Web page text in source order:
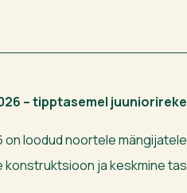
– tipptasemel
on loodud noortele
konstruktsioon ja keskmine